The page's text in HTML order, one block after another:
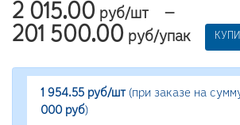
2 015.00 руб/шт —
201 500.00 руб/упак
1 954.55 руб/шт(при заказе на
000 руб)